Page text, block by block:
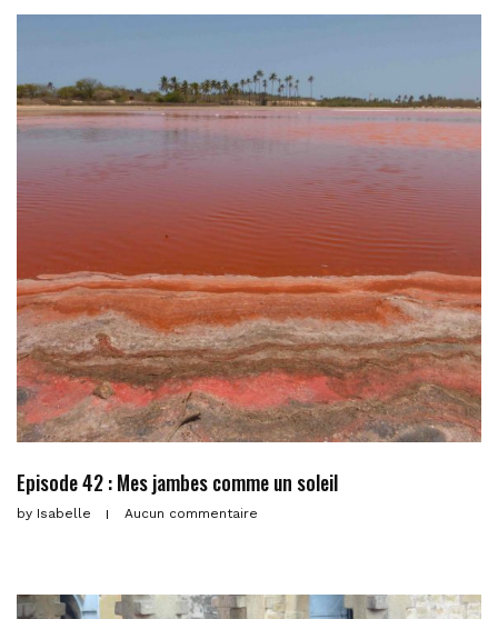
Episode 42 : Mes jambes comme un soleil
by Isabelle Aucun commentaire